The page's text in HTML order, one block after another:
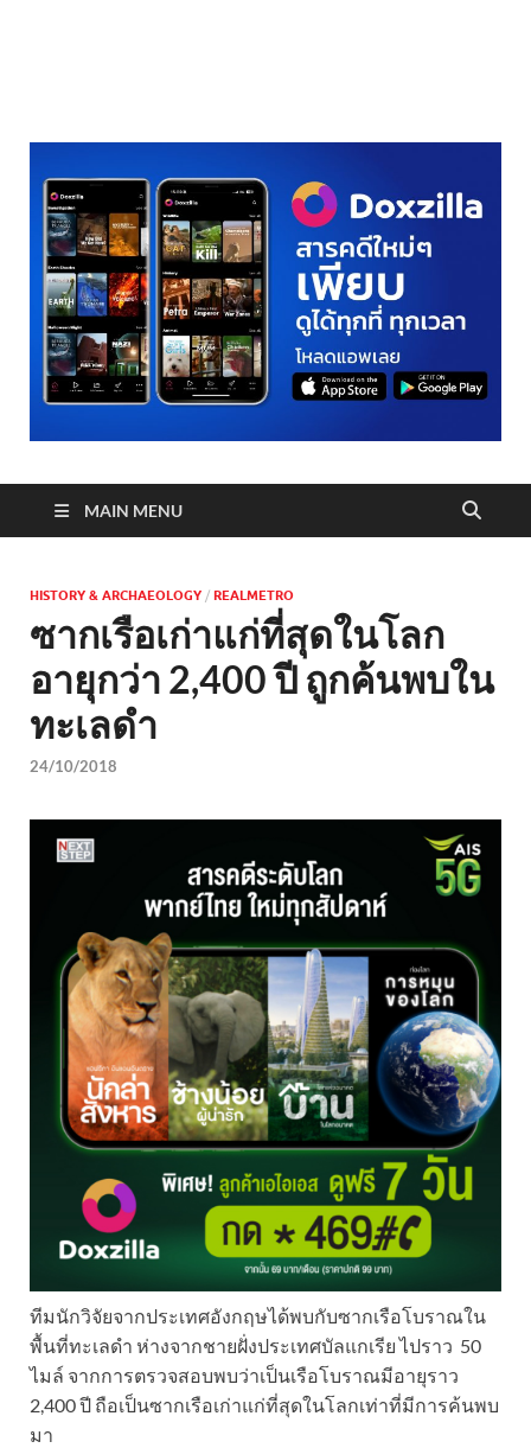
MAIN MENU
HISTORY & ARCHAEOLOGY / REALMETRO
ซากเรือเก่าแก่ที่สุดในโลก
อายุกว่า 2,400 ปี ถูกค้นพบใน
ทะเลดำ
24/10/2018
ทีมนักวิจัยจากประเทศอังกฤษได้พบกับซากเรือโบราณใน
พื้นที่ทะเลดำ ห่างจากชายฝั่งประเทศบัลแกเรีย ไปราว 50
ไมล์ จากการตรวจสอบพบว่าเป็นเรือโบราณมีอายุราว
2,400 ปี ถือเป็นซากเรือเก่าแก่ที่สุดในโลกเท่าที่มีการค้นพบ
มา